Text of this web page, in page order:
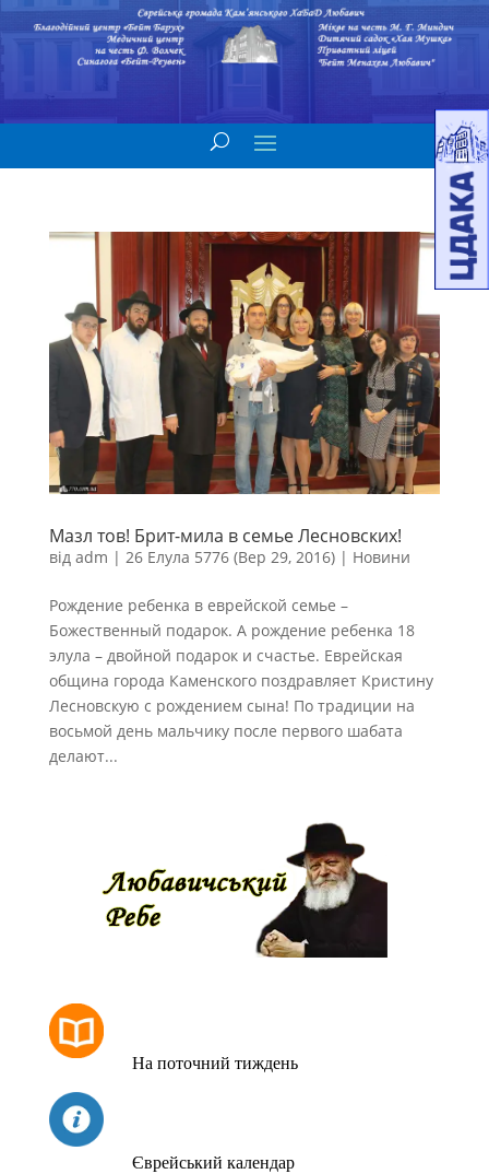
Мазл тов! Брит-мила в семье Лесновских!
від adm | 26 Елула 5776 (Вер 29, 2016)| Новини
Рождение ребенка в еврейской семье –
Божественный подарок. А рождение ребенка 18
элула – двойной подарок и счастье. Еврейская
община города Каменского поздравляет Кристину
Лесновскую с рождением сына! По традиции на
восьмой день мальчику после первого шабата
делают...
На поточний тиждень
Єврейський календар